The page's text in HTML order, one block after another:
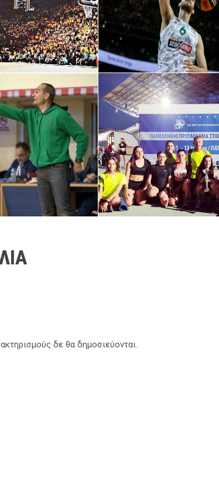
δε θα δημοσιεύονται.